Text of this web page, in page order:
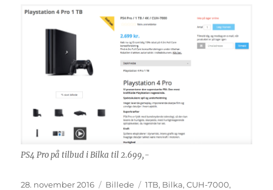
PS4 Pro på tilbud i Bilka til 2.699,-
Udgivet
28. november 2016 Format
Billede Tags
1TB, Bilka,CUH-7000,